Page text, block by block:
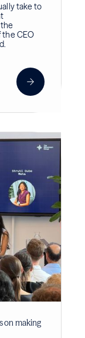
take to
the CEO
on making